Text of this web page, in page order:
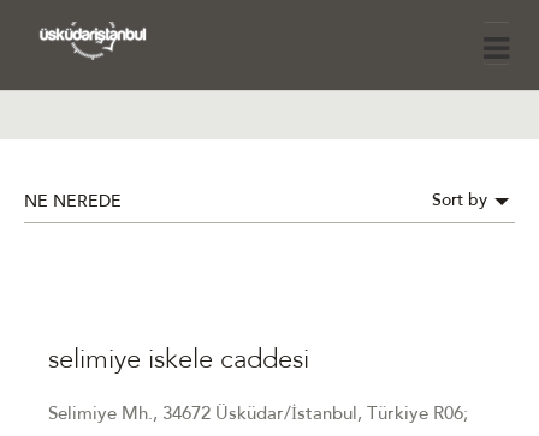
NE NEREDE Sort by
selimiye iskele caddesi
Selimiye Mh., 34672 Üsküdar/İstanbul, Türkiye R06;